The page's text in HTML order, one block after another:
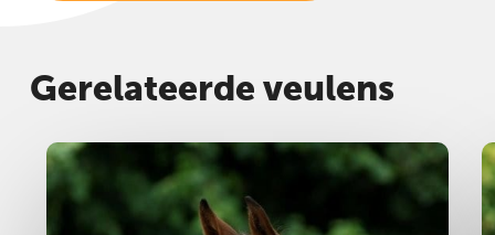
Gerelateerde veulens
Hengst